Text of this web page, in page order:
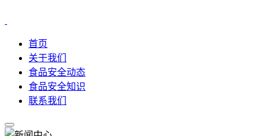
首页
关于我们
食品安全动态
食品安全知识
联系我们